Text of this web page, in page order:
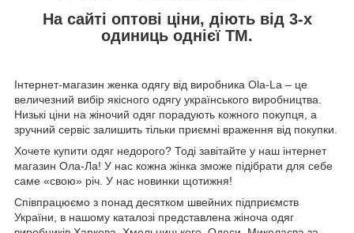
На сайті оптові ціни, діють від 3-х
одиниць однієї ТМ.
Інтернет-магазин женка одягу від виробника Ola-La – це
величезний вибір якісного одягу українського виробництва.
Низькі ціни на жіночий одяг порадують кожного покупця, а
зручний сервіс залишить тільки приємні враження від покупки.
Хочете купити одяг недорого? Тоді завітайте у наш інтернет
магазин Ола-Ла! У нас кожна жінка зможе підібрати для себе
саме «свою» річ. У нас новинки щотижня!
Співпрацюємо з понад десятком швейних підприємств
України, в нашому каталозі представлена жіноча одяг